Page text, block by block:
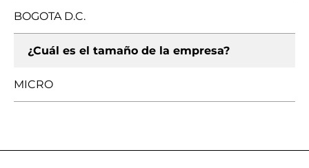
BOGOTA D.C.
¿Cuál es el tamaño de la empresa?
MICRO